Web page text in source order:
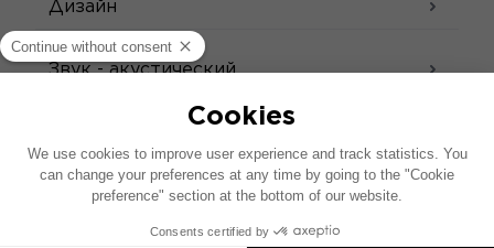
Дизайн
Звук - акустический
ТЕХНИЧЕСКОЕ ОПИСАНИЕ – ТВИТЕР